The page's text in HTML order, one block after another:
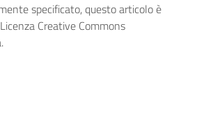
specificato, questo articolo è
Creative Commons